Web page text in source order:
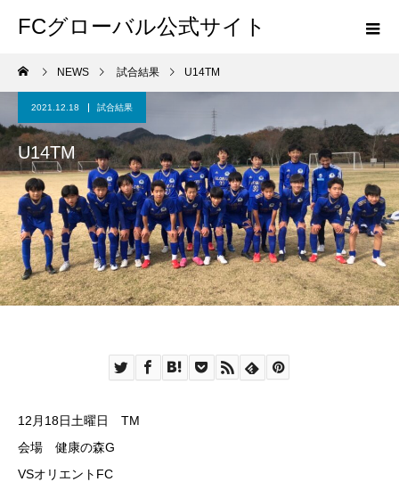
FCグローバル公式サイト
NEWS 試合結果 U14TM
2021.12.18 試合結果
U14TM
12月18日土曜日 TM
会場 健康の森G
VSオリエントFC